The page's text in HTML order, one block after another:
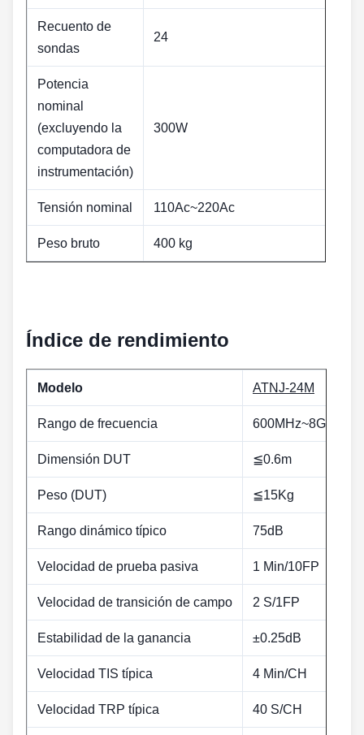
Recuento de
sondas
24
Potencia
nominal
(excluyendo la
computadora de
instrumentación)
300W
Tensión nominal 110Ac~220Ac
Peso bruto 400 kg
Índice de rendimiento
Modelo ATNJ-24M
Rango de frecuencia 600MHz~8GHz
Dimensión DUT ≦0.6m
Peso (DUT) ≦15Kg
Rango dinámico típico 75dB
Velocidad de prueba pasiva 1 Min/10FP
Velocidad de transición de campo 2 S/1FP
Estabilidad de la ganancia ±0.25dB
Velocidad TIS típica 4 Min/CH
Velocidad TRP típica 40 S/CH